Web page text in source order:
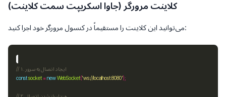
کلاینت مرورگر (جاوا اسکریپت سمت کلاینت)
می‌توانید این کلاینت را مستقیماً در کنسول مرورگر خود اجرا کنید:
constsocket =newWebSocket('ws://localhost:8080'